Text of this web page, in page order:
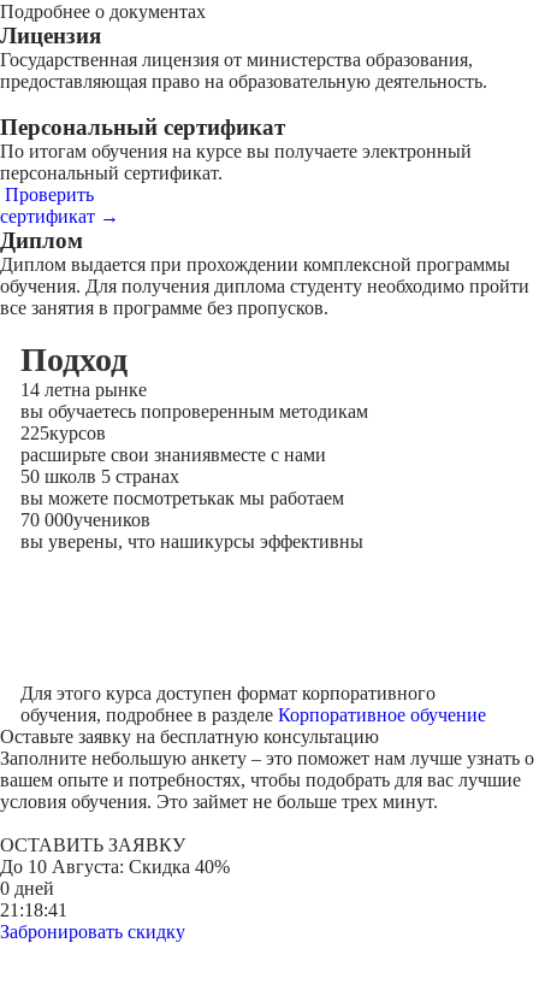
Подробнее о документах
Лицензия
Государственная лицензия от министерства образования,
предоставляющая право на образовательную деятельность.
Персональный сертификат
По итогам обучения на курсе вы получаете электронный
персональный сертификат.
Проверить
сертификат →
Диплом
Диплом выдается при прохождении комплексной программы
обучения. Для получения диплома студенту необходимо пройти
все занятия в программе без пропусков.
Подход
14 летна рынке
вы обучаетесь попроверенным методикам
225курсов
расширьте свои знаниявместе с нами
50 школв 5 странах
вы можете посмотретькак мы работаем
70 000учеников
вы уверены, что нашикурсы эффективны
Для этого курса доступен формат корпоративного
обучения, подробнее в разделе Корпоративное обучение
Оставьте заявку на бесплатную консультацию
Заполните небольшую анкету – это поможет нам лучше узнать о
вашем опыте и потребностях, чтобы подобрать для вас лучшие
условия обучения. Это займет не больше трех минут.
ОСТАВИТЬ ЗАЯВКУ
До 10 Августа: Скидка 40%
0 дней
21:18:41
Забронировать скидку